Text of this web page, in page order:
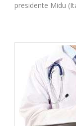
presidente Midu